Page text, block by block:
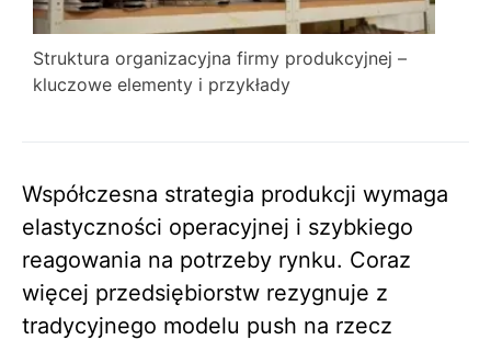
Struktura organizacyjna firmy produkcyjnej –
kluczowe elementy i przykłady
Współczesna strategia produkcji wymaga
elastyczności operacyjnej i szybkiego
reagowania na potrzeby rynku. Coraz
więcej przedsiębiorstw rezygnuje z
tradycyjnego modelu push na rzecz